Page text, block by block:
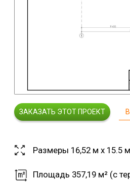
Размеры 16,52 м х 15.5 м
Площадь 357,19 м² (с
ЗАКАЗАТЬ ЭТОТ ПРОЕКТ